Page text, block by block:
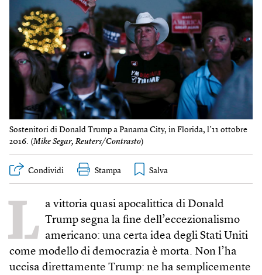
Sostenitori di Donald Trump a Panama City, in Florida, l’11 ottobre
2016. (Mike Segar, Reuters/Contrasto)
Condividi Stampa
L a vittoria quasi apocalittica di Donald
Trump segna la fine dell’eccezionalismo
americano: una certa idea degli Stati Uniti
come modello di democrazia è morta. Non l’ha
uccisa direttamente Trump: ne ha semplicemente